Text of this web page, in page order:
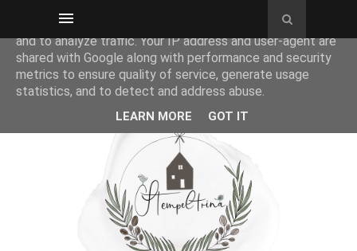
This site uses cookies from Google to deliver its services
and to analyze traffic. Your IP address and user-agent are
shared with Google along with performance and security
metrics to ensure quality of service, generate usage
statistics, and to detect and address abuse.
LEARN MORE GOT IT